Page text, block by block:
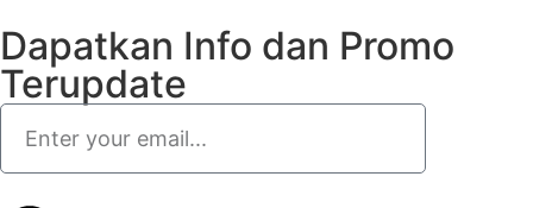
Dapatkan Info dan Promo
Terupdate